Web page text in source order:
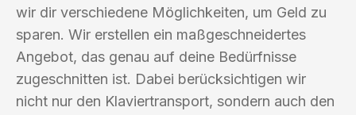
wir dir verschiedene Möglichkeiten, um Geld zu
sparen. Wir erstellen ein maßgeschneidertes
Angebot, das genau auf deine Bedürfnisse
zugeschnitten ist. Dabei berücksichtigen wir
nicht nur den Klaviertransport, sondern auch den